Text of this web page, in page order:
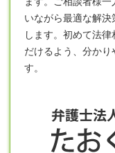
いながら最適な解
します。初めて法
だけるよう、分か
す。